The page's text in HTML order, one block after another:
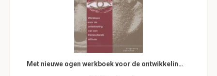
Met nieuwe ogen werkboek voor de ontwikkelin…